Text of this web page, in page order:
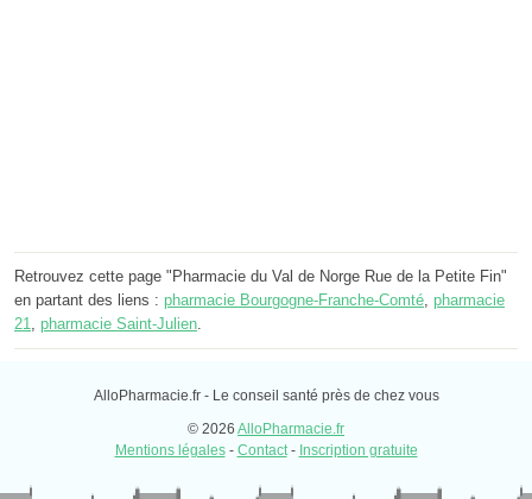
Retrouvez cette page "Pharmacie du Val de Norge Rue de la Petite Fin"
en partant des liens : pharmacie Bourgogne-Franche-Comté, pharmacie
21, pharmacie Saint-Julien.
AlloPharmacie.fr - Le conseil santé près de chez vous
© 2026 AlloPharmacie.fr
Mentions légales- Contact- Inscription gratuite